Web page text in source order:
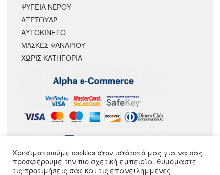
ΨΥΓΕΙΑ ΝΕΡΟΥ
ΑΞΕΣΟΥΆΡ
ΑΥΤΟΚΙΝΗΤΟ
ΜΑΣΚΕΣ ΦΑΝΑΡΙΟΥ
ΧΩΡΊΣ ΚΑΤΗΓΟΡΊΑ
ΑΚΟΛΟΥΘΗΣΕ ΜΑΣ
Χρησιμοποιούμε cookies στον ιστότοπό μας για να σας
προσφέρουμε την πιο σχετική εμπειρία, θυμόμαστε
τις προτιμήσεις σας και τις επανειλημμένες